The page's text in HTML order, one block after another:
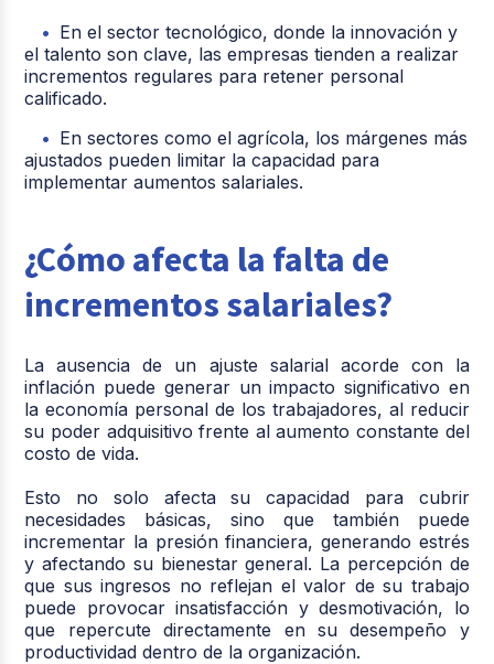
En el sector tecnológico, donde la innovación y
el talento son clave, las empresas tienden a realizar
incrementos regulares para retener personal
calificado.
En sectores como el agrícola, los márgenes más
ajustados pueden limitar la capacidad para
implementar aumentos salariales.
¿Cómo afecta la falta de
incrementos salariales?
La ausencia de un ajuste salarial acorde con la
inflación puede generar un impacto significativo en
la economía personal de los trabajadores, al reducir
su poder adquisitivo frente al aumento constante del
costo de vida.
Esto no solo afecta su capacidad para cubrir
necesidades básicas, sino que también puede
incrementar la presión financiera, generando estrés
y afectando su bienestar general. La percepción de
que sus ingresos no reflejan el valor de su trabajo
puede provocar insatisfacción y desmotivación, lo
que repercute directamente en su desempeño y
productividad dentro de la organización.